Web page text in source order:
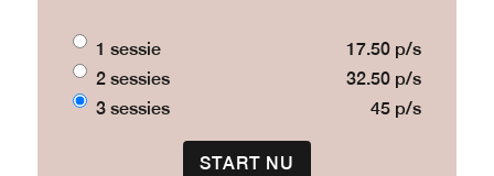
1 sessie
17.50 p/s
2 sessies
32.50 p/s
3 sessies
45 p/s
START NU